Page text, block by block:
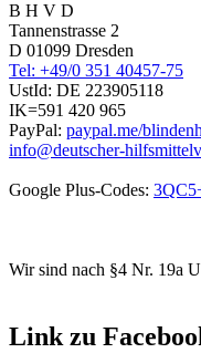
B H V D
Tannenstrasse 2
D 01099 Dresden
Tel: +49/0 351 40457-75
UstId: DE 223905118
IK=591 420 965
PayPal: paypal.me/
info@deutscher-
Google Plus-Codes:
Wir sind nach §4 Nr. 19a
Link zu